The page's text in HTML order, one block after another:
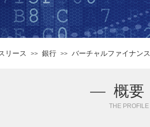
リース >> 銀行 >> バーチャルファイナンス
— 概要
THE PROFILE